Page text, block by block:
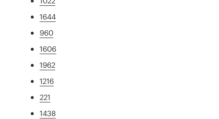
1644
960
1606
1962
1216
221
1438